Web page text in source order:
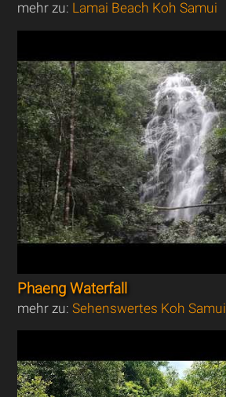
mehr zu: Lamai Beach Koh Samui
Phaeng Waterfall
mehr zu:Sehenswertes Koh Samui